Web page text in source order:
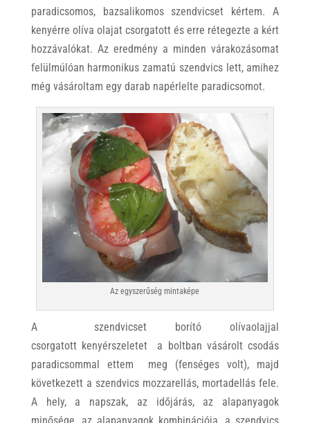
paradicsomos, bazsalikomos szendvicset kértem. A
kenyérre olíva olajat csorgatott és erre rétegezte a kért
hozzávalókat. Az eredmény a minden várakozásomat
felülmúlóan harmonikus zamatú szendvics lett, amihez
még vásároltam egy darab napérlelte paradicsomot.
Az egyszerűség mintaképe
A szendvicset borító olívaolajjal
csorgatott kenyérszeletet a boltban vásárolt csodás
paradicsommal ettem meg (fenséges volt), majd
következett a szendvics mozzarellás, mortadellás fele.
A hely, a napszak, az időjárás, az alapanyagok